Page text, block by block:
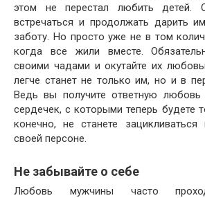
этом не перестал любить детей.
встречаться и продолжать дарить
заботу. Но просто уже не в том
когда все жили вместе.
своими чадами и окутайте их
легче станет не только им, но и в
Ведь вы получите ответную любовь
сердечек, с которыми теперь будете
конечно, не станете зацикливаться
своей персоне.
Не забывайте о себе
Любовь мужчины часто